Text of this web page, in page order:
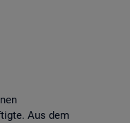
Aus dem